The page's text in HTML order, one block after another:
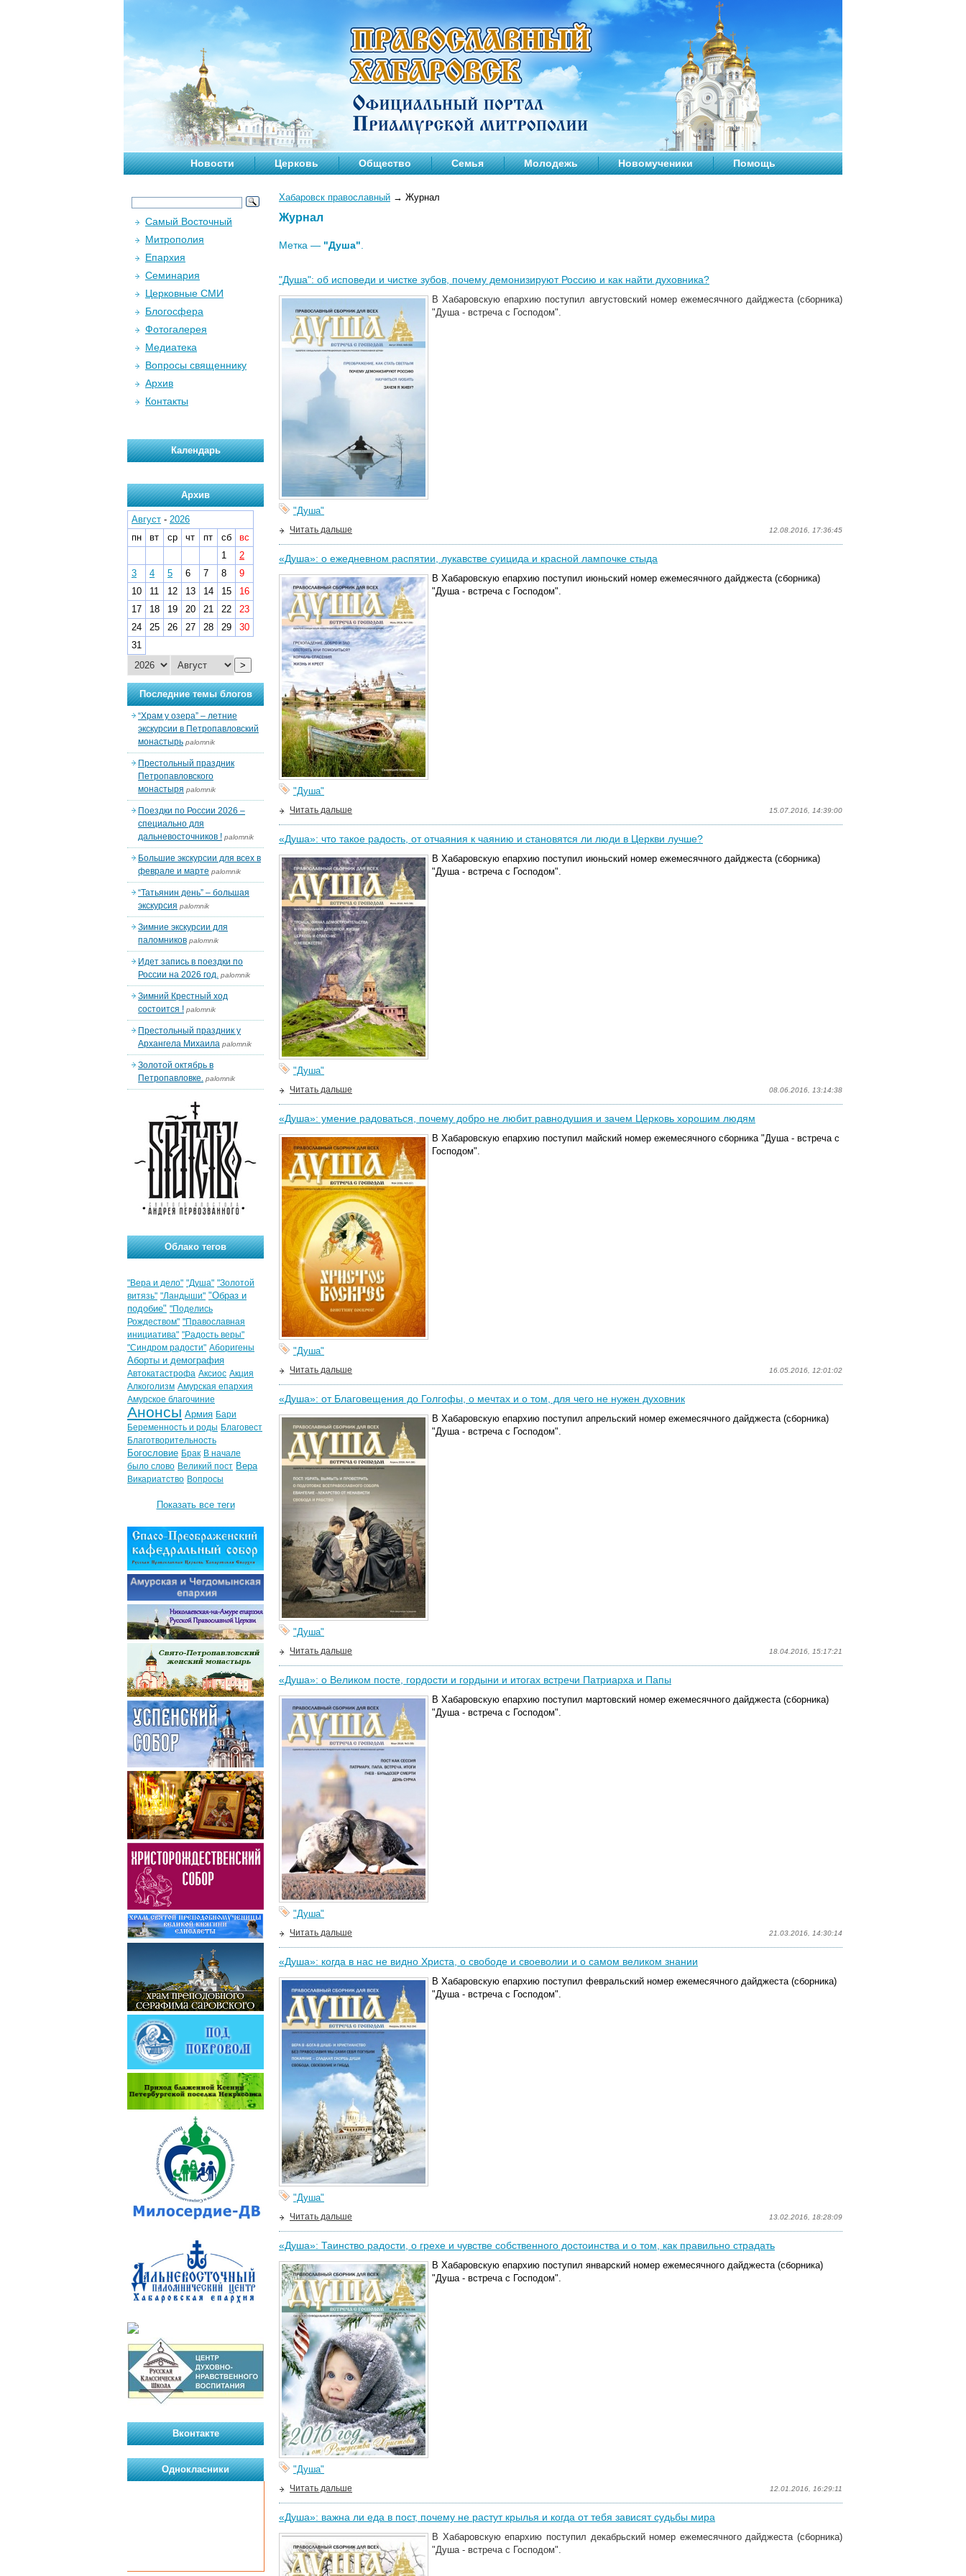
Новости Церковь Общество Семья Молодежь Новомученики Помощь
Хабаровск православный → Журнал
Журнал
Метка — "Душа"
"Душа": об исповеди и чистке зубов, почему демонизируют Россию и как найти духовника?
В Хабаровскую епархию поступил августовский номер ежемесячного дайджеста (сборника)
"Душа - встреча с Господом".
"Душа"
12.08.2016, 17:36:45
Читать дальше
«Душа»: о ежедневном распятии, лукавстве суицида и красной лампочке стыда
В Хабаровскую епархию поступил июньский номер ежемесячного дайджеста (сборника)
"Душа - встреча с Господом".
"Душа"
15.07.2016, 14:39:00
Читать дальше
«Душа»: что такое радость, от отчаяния к чаянию и становятся ли люди в Церкви лучше?
В Хабаровскую епархию поступил июньский номер ежемесячного дайджеста (сборника)
"Душа - встреча с Господом".
"Душа"
08.06.2016, 13:14:38
Читать дальше
«Душа»: умение радоваться, почему добро не любит равнодушия и зачем Церковь хорошим людям
В Хабаровскую епархию поступил майский номер ежемесячного сборника "Душа - встреча с
Господом".
"Душа"
16.05.2016, 12:01:02
Читать дальше
«Душа»: от Благовещения до Голгофы, о мечтах и о том, для чего не нужен духовник
В Хабаровскую епархию поступил апрельский номер ежемесячного дайджеста (сборника)
"Душа - встреча с Господом".
"Душа"
18.04.2016, 15:17:21
Читать дальше
«Душа»: о Великом посте, гордости и гордыни и итогах встречи Патриарха и Папы
В Хабаровскую епархию поступил мартовский номер ежемесячного дайджеста (сборника)
"Душа - встреча с Господом".
"Душа"
21.03.2016, 14:30:14
Читать дальше
«Душа»: когда в нас не видно Христа, о свободе и своеволии и о самом великом знании
В Хабаровскую епархию поступил февральский номер ежемесячного дайджеста (сборника)
"Душа - встреча с Господом".
"Душа"
13.02.2016, 18:28:09
Читать дальше
«Душа»: Таинство радости, о грехе и чувстве собственного достоинства и о том, как правильно страдать
В Хабаровскую епархию поступил январский номер ежемесячного дайджеста (сборника)
"Душа - встреча с Господом".
"Душа"
12.01.2016, 16:29:11
Читать дальше
«Душа»: важна ли еда в пост, почему не растут крылья и когда от тебя зависят судьбы мира
В Хабаровскую епархию поступил декабрьский номер ежемесячного дайджеста (сборника)
"Душа - встреча с Господом".
Самый Восточный
Митрополия
Епархия
Семинария
Церковные СМИ
Блогосфера
Фотогалерея
Медиатека
Вопросы священнику
Архив
Контакты
Календарь
Архив
Август - 2026
пн
вт ср чт пт сб
вс
1
2
3
4 5 6 7 8
9
10
11 12 13 14 15
16
17
18 19 20 21 22
23
24
25 26 27 28 29
30
31
>
Последние темы блогов
“Храм у озера” – летние
экскурсии в Петропавловский
монастырь palomnik
Престольный праздник
Петропавловского
монастыря palomnik
Поездки по России 2026 –
специально для
дальневосточников ! palomnik
Большие экскурсии для всех в
феврале и марте palomnik
“Татьянин день” – большая
экскурсия palomnik
Зимние экскурсии для
паломников palomnik
Идет запись в поездки по
России на 2026 год. palomnik
Зимний Крестный ход
состоится ! palomnik
Престольный праздник у
Архангела Михаила palomnik
Золотой октябрь в
Петропавловке. palomnik
Облако тегов
"Вера и дело" "Душа" "Золотой
витязь" "Ландыши" "Образ и
подобие" "Поделись
Рождеством" "Православная
инициатива" "Радость веры"
"Синдром радости" Аборигены
Аборты и демография
Автокатастрофа Аксиос Акция
Алкоголизм Амурская епархия
Амурское благочиние
Анонсы Армия Бари
Беременность и роды Благовест
Благотворительность
Богословие Брак В начале
было слово Великий пост Вера
Викариатство Вопросы
Показать все теги
Вконтакте
Однокласники